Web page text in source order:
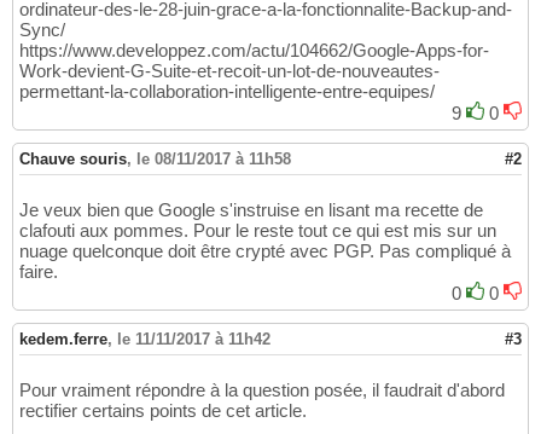
ordinateur-des-le-28-juin-grace-a-la-fonctionnalite-Backup-and-
Sync/
https://www.developpez.com/actu/104662/Google-Apps-for-
Work-devient-G-Suite-et-recoit-un-lot-de-nouveautes-
permettant-la-collaboration-intelligente-entre-equipes/
9
0
Chauve souris, le 08/11/2017 à 11h58 #2
Je veux bien que Google s'instruise en lisant ma recette de
clafouti aux pommes. Pour le reste tout ce qui est mis sur un
nuage quelconque doit être crypté avec PGP. Pas compliqué à
faire.
0
0
kedem.ferre, le 11/11/2017 à 11h42 #3
Pour vraiment répondre à la question posée, il faudrait d'abord
rectifier certains points de cet article.